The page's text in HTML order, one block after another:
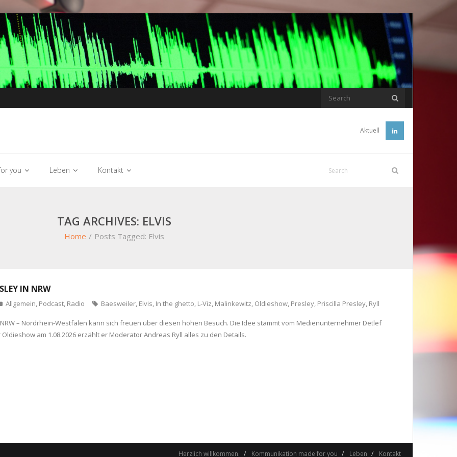
Aktuell
you Leben Kontakt
TAG ARCHIVES: ELVIS
Home / Posts Tagged: Elvis
IN NRW
Allgemein, Podcast, Radio Baesweiler, Elvis, In the ghetto, L-Viz, Malinkewitz, Oldieshow, Presley, Priscilla Presley, Ryll
– Nordrhein-Westfalen kann sich freuen über diesen hohen Besuch. Die Idee stammt vom Medienunternehmer Detlef
am 1.08.2026 erzählt er Moderator Andreas Ryll alles zu den Details.
Herzlich willkommen. Kommunikation made for you Leben Kontakt